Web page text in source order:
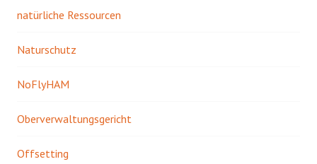
natürliche Ressourcen
Naturschutz
NoFlyHAM
Oberverwaltungsgericht
Offsetting